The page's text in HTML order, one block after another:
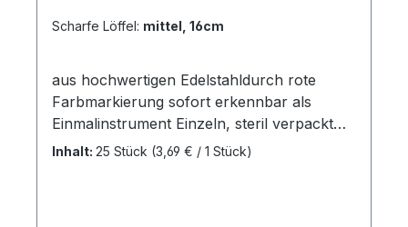
Scharfe Löffel: mittel, 16cm
aus hochwertigen Edelstahldurch rote
Farbmarkierung sofort erkennbar als
Einmalinstrument Einzeln, steril verpackt
Risiken durch Kreuzkontaminationen sind
Inhalt: 25 Stück (3,69 € / 1 Stück)